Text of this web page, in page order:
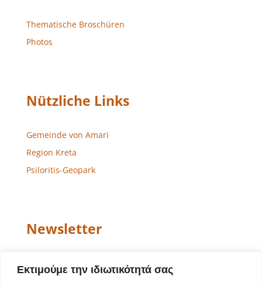
Εκτιμούμε την ιδιωτικότητά σας
Thematische Broschüren
Photos
Nützliche Links
Gemeinde von Amari
Region Kreta
Psiloritis-Geopark
Newsletter